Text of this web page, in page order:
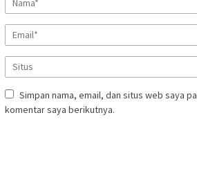
Simpan nama, email, dan situs web saya
komentar saya berikutnya.